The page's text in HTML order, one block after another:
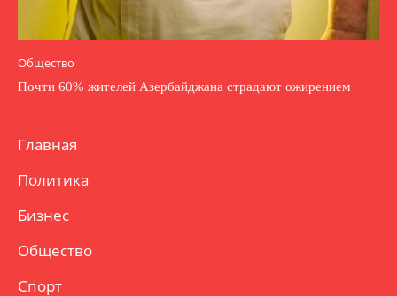
Общество
Почти 60% жителей Азербайджана страдают ожирением
Главная
Политика
Бизнес
Общество
Спорт